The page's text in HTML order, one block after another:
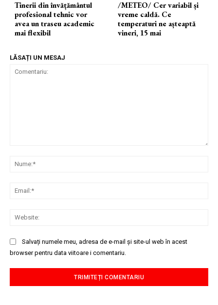
Tinerii din învățământul
profesional tehnic vor
avea un traseu academic
mai flexibil
/METEO/ Cer variabil și
vreme caldă. Ce
temperaturi ne așteaptă
vineri, 15 mai
LĂSAȚI UN MESAJ
Salvați numele meu, adresa de e-mail și site-ul web în acest
browser pentru data viitoare i comentariu.